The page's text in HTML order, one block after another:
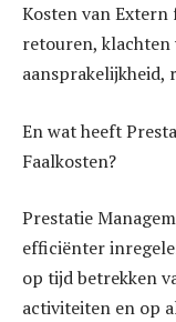
Kosten van
retouren,
aansprakelijkheid,
En wat heeft
Faalkosten?
Prestatie
efficiënter
op tijd betrekken
activiteiten en op